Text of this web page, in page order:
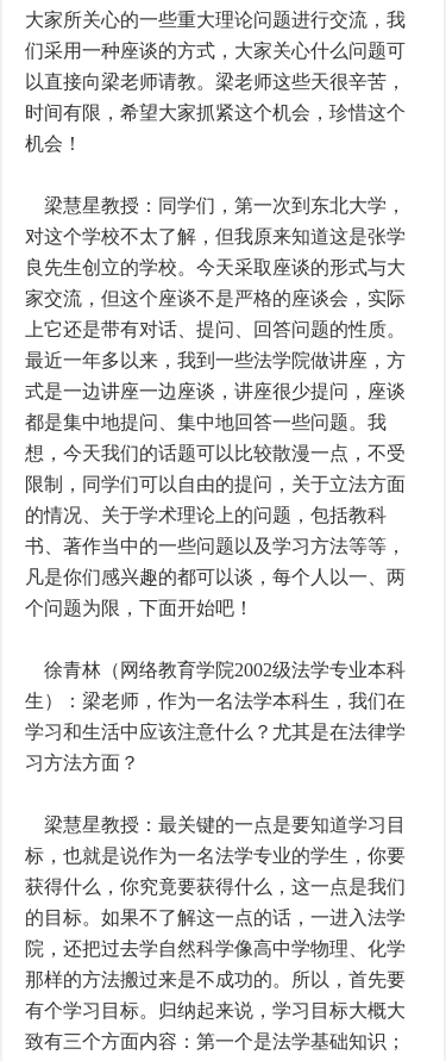
大家所关心的一些重大理论问题进行交流，我
们采用一种座谈的方式，大家关心什么问题可
以直接向梁老师请教。梁老师这些天很辛苦，
时间有限，希望大家抓紧这个机会，珍惜这个
机会！
梁慧星教授：同学们，第一次到东北大学，
对这个学校不太了解，但我原来知道这是张学
良先生创立的学校。今天采取座谈的形式与大
家交流，但这个座谈不是严格的座谈会，实际
上它还是带有对话、提问、回答问题的性质。
最近一年多以来，我到一些法学院做讲座，方
式是一边讲座一边座谈，讲座很少提问，座谈
都是集中地提问、集中地回答一些问题。我
想，今天我们的话题可以比较散漫一点，不受
限制，同学们可以自由的提问，关于立法方面
的情况、关于学术理论上的问题，包括教科
书、著作当中的一些问题以及学习方法等等，
凡是你们感兴趣的都可以谈，每个人以一、两
个问题为限，下面开始吧！
徐青林（网络教育学院2002级法学专业本科
生）：梁老师，作为一名法学本科生，我们在
学习和生活中应该注意什么？尤其是在法律学
习方法方面？
梁慧星教授：最关键的一点是要知道学习目
标，也就是说作为一名法学专业的学生，你要
获得什么，你究竟要获得什么，这一点是我们
的目标。如果不了解这一点的话，一进入法学
院，还把过去学自然科学像高中学物理、化学
那样的方法搬过来是不成功的。所以，首先要
有个学习目标。归纳起来说，学习目标大概大
致有三个方面内容：第一个是法学基础知识；